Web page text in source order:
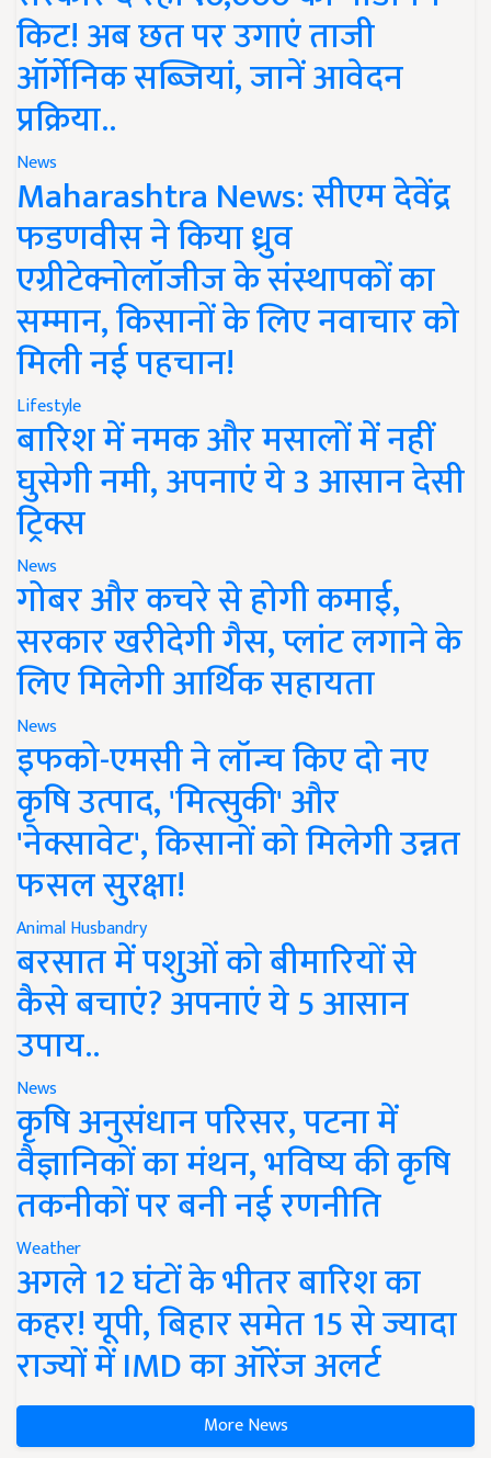
किट! अब छत पर उगाएं ताजी
ऑर्गेनिक सब्जियां, जानें आवेदन
प्रक्रिया..
News
Maharashtra News: सीएम देवेंद्र
फडणवीस ने किया ध्रुव
एग्रीटेक्नोलॉजीज के संस्थापकों का
सम्मान, किसानों के लिए नवाचार को
मिली नई पहचान!
Lifestyle
बारिश में नमक और मसालों में नहीं
घुसेगी नमी, अपनाएं ये 3 आसान देसी
ट्रिक्स
News
गोबर और कचरे से होगी कमाई,
सरकार खरीदेगी गैस, प्लांट लगाने के
लिए मिलेगी आर्थिक सहायता
News
इफको-एमसी ने लॉन्च किए दो नए
कृषि उत्पाद, 'मित्सुकी' और
'नेक्सावेट', किसानों को मिलेगी उन्नत
फसल सुरक्षा!
Animal Husbandry
बरसात में पशुओं को बीमारियों से
कैसे बचाएं? अपनाएं ये 5 आसान
उपाय..
News
कृषि अनुसंधान परिसर, पटना में
वैज्ञानिकों का मंथन, भविष्य की कृषि
तकनीकों पर बनी नई रणनीति
Weather
अगले 12 घंटों के भीतर बारिश का
कहर! यूपी, बिहार समेत 15 से ज्यादा
राज्यों में IMD का ऑरेंज अलर्ट
More News